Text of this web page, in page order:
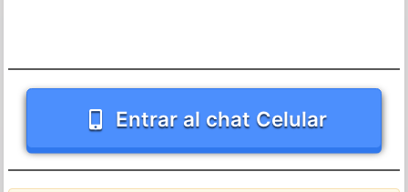
Entrar al chat Celular